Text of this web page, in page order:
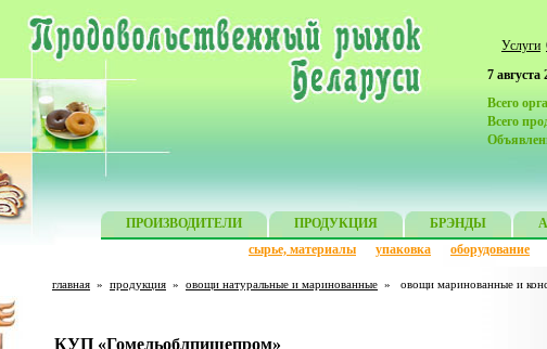
7 августа
Всего
Всего
ПРОИЗВОДИТЕЛИ ПРОДУКЦИЯ БРЭНДЫ
сырье, материалы
упаковка оборудование
Услуги
главная » продукция » овощи натуральные и маринованные » овощи маринованные и
КУП «Гомельоблпищепром»